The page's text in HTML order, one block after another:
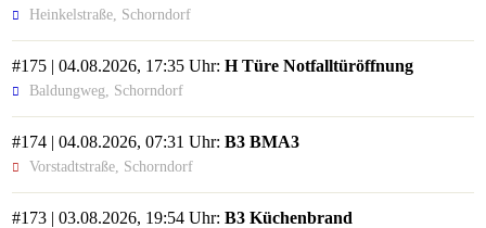
Heinkelstraße, Schorndorf
#175 | 04.08.2026, 17:35 Uhr: H Türe Notfalltüröffnung
Baldungweg, Schorndorf
#174 | 04.08.2026, 07:31 Uhr: B3 BMA3
Vorstadtstraße, Schorndorf
#173 | 03.08.2026, 19:54 Uhr: B3 Küchenbrand